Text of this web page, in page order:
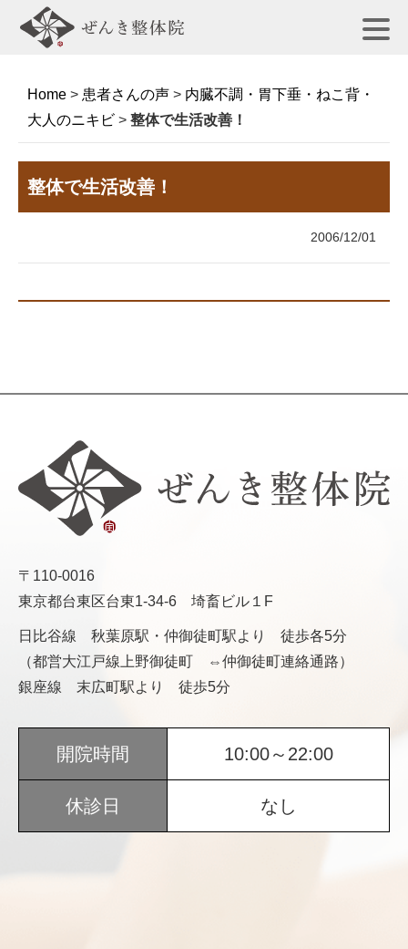
Home > 患者さんの声 > 内臓不調・胃下垂・ねこ背・
大人のニキビ > 整体で生活改善！
整体で生活改善！
2006/12/01
〒110-0016
東京都台東区台東1-34-6 埼畜ビル１F
日比谷線 秋葉原駅・仲御徒町駅より 徒歩各5分
（都営大江戸線上野御徒町 ⇔仲御徒町連絡通路）
銀座線 末広町駅より 徒歩5分
開院時間 10:00～22:00
休診日 なし